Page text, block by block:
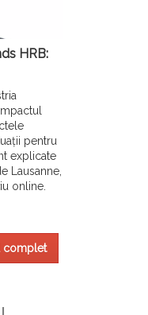
HRB:
pentru
explicate
Lausanne,
online.
complet